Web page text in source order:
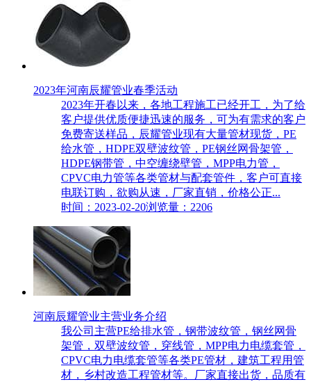
2023年河南辰耀管业春季活动
2023年开春以来，各地工程施工已经开工，为了给
客户提供优质便捷迅速的服务，可为有需求的客户
免费寄送样品，辰耀管业现有大量管材现货，PE
给水管，HDPE双壁波纹管，PE钢丝网骨架管，
HDPE钢带管，中空缠绕壁管，MPP电力管，
CPVC电力管等各类管材与配套管件，客户可直接
电联订购，欲购从速，厂家直销，价格公正...
时间：2023-02-20浏览量：2206
河南辰耀管业主营业务介绍
我公司主营PE给排水管，钢带波纹管，钢丝网骨
架管，双壁波纹管，穿线管，MPP电力电缆套管，
CPVC电力电缆套管等各类PE管材，建筑工程用管
材，乡村改造工程管材等。厂家直接出货，品质有